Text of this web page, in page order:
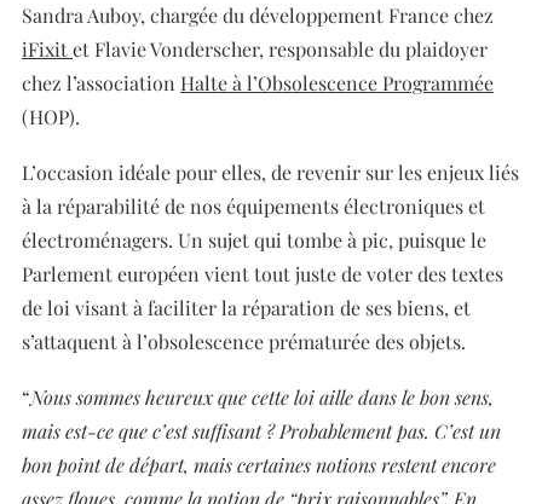
Sandra Auboy, chargée du développement France chez
iFixitet Flavie Vonderscher, responsable du plaidoyer
chez l’association Halte à l’Obsolescence Programmée
(HOP).
L’occasion idéale pour elles, de revenir sur les enjeux liés
à la réparabilité de nos équipements électroniques et
électroménagers. Un sujet qui tombe à pic, puisque le
Parlement européen vient tout juste de voter des textes
de loi visant à faciliter la réparation de ses biens, et
s’attaquent à l’obsolescence prématurée des objets.
“Nous sommes heureux que cette loi aille dans le bon sens,
mais est-ce que c’est suffisant ? Probablement pas. C’est un
bon point de départ, mais certaines notions restent encore
assez floues, comme la notion de “prix raisonnables”. En